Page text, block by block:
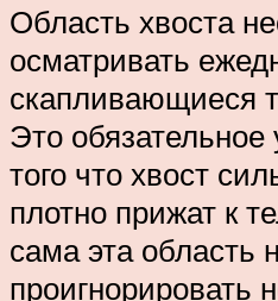
Область хвоста
осматривать
скапливающиеся
Это
того что хвост
плотно прижат к
сама эта область
проигнорировать